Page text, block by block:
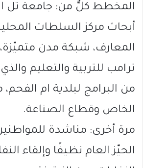
المخطط كلٌّ من: جامعة تل
أبحاث مركز السلطات
المعارف، شبكة مدن
ترامب للتربية والتعليم
من البرامج لبلدية ام
الخاص وقطاع الصناعة.
مرة أخرى: مناشدة
الحيّز العام نظيفًا وإلقاء